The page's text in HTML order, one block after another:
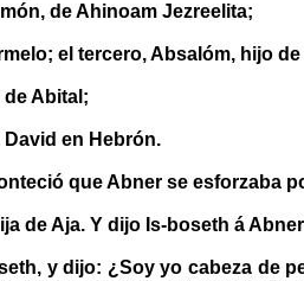
de Ahinoam Jezreelita;
el tercero, Absalóm, hijo
Abital;
en Hebrón.
que Abner se esforzaba
de Aja. Y dijo Is-boseth á
y dijo: ¿Soy yo cabeza de